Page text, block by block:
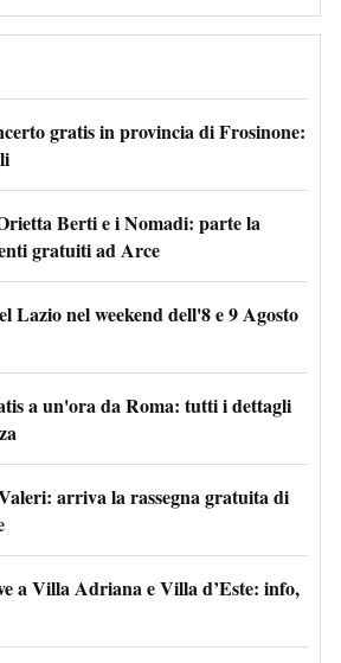
gratis in provincia di Frosinone:
Berti e i Nomadi: parte la
gratuiti ad Arce
Lazio nel weekend dell'8 e 9 Agosto
a un'ora da Roma: tutti i dettagli
arriva la rassegna gratuita di
a Villa Adriana e Villa d’Este: info,